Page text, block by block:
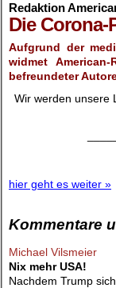
Redaktion
Die Corona-
Aufgrund der
widmet
befreundeter
Wir werden unsere
hier geht es weiter »
Kommentare
Michael Vilsmeier
Nix mehr USA!
Nachdem Trump